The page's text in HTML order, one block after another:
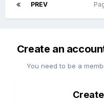
PREV
Create an
You need to be a